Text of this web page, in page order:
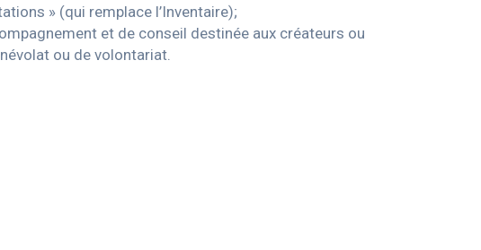
» (qui remplace l’Inventaire);
et de conseil destinée aux créateurs ou
ou de volontariat.